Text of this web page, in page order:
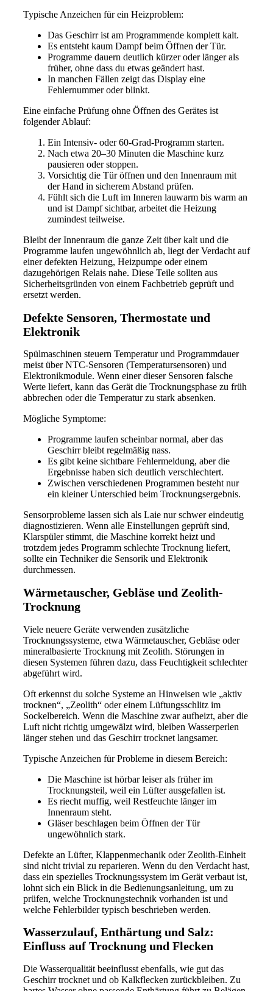
Typische Anzeichen für ein Heizproblem:
Das Geschirr ist am Programmende komplett kalt.
Es entsteht kaum Dampf beim Öffnen der Tür.
Programme dauern deutlich kürzer oder länger als
früher, ohne dass du etwas geändert hast.
In manchen Fällen zeigt das Display eine
Fehlernummer oder blinkt.
Eine einfache Prüfung ohne Öffnen des Gerätes ist
folgender Ablauf:
Ein Intensiv- oder 60-Grad-Programm starten.
Nach etwa 20–30 Minuten die Maschine kurz
pausieren oder stoppen.
Vorsichtig die Tür öffnen und den Innenraum mit
der Hand in sicherem Abstand prüfen.
Fühlt sich die Luft im Inneren lauwarm bis warm an
und ist Dampf sichtbar, arbeitet die Heizung
zumindest teilweise.
Bleibt der Innenraum die ganze Zeit über kalt und die
Programme laufen ungewöhnlich ab, liegt der Verdacht auf
einer defekten Heizung, Heizpumpe oder einem
dazugehörigen Relais nahe. Diese Teile sollten aus
Sicherheitsgründen von einem Fachbetrieb geprüft und
ersetzt werden.
Defekte Sensoren, Thermostate und
Elektronik
Spülmaschinen steuern Temperatur und Programmdauer
meist über NTC-Sensoren (Temperatursensoren) und
Elektronikmodule. Wenn einer dieser Sensoren falsche
Werte liefert, kann das Gerät die Trocknungsphase zu früh
abbrechen oder die Temperatur zu stark absenken.
Mögliche Symptome:
Programme laufen scheinbar normal, aber das
Geschirr bleibt regelmäßig nass.
Es gibt keine sichtbare Fehlermeldung, aber die
Ergebnisse haben sich deutlich verschlechtert.
Zwischen verschiedenen Programmen besteht nur
ein kleiner Unterschied beim Trocknungsergebnis.
Sensorprobleme lassen sich als Laie nur schwer eindeutig
diagnostizieren. Wenn alle Einstellungen geprüft sind,
Klarspüler stimmt, die Maschine korrekt heizt und
trotzdem jedes Programm schlechte Trocknung liefert,
sollte ein Techniker die Sensorik und Elektronik
durchmessen.
Wärmetauscher, Gebläse und Zeolith-
Trocknung
Viele neuere Geräte verwenden zusätzliche
Trocknungssysteme, etwa Wärmetauscher, Gebläse oder
mineralbasierte Trocknung mit Zeolith. Störungen in
diesen Systemen führen dazu, dass Feuchtigkeit schlechter
abgeführt wird.
Oft erkennst du solche Systeme an Hinweisen wie „aktiv
trocknen“, „Zeolith“ oder einem Lüftungsschlitz im
Sockelbereich. Wenn die Maschine zwar aufheizt, aber die
Luft nicht richtig umgewälzt wird, bleiben Wasserperlen
länger stehen und das Geschirr trocknet langsamer.
Typische Anzeichen für Probleme in diesem Bereich:
Die Maschine ist hörbar leiser als früher im
Trocknungsteil, weil ein Lüfter ausgefallen ist.
Es riecht muffig, weil Restfeuchte länger im
Innenraum steht.
Gläser beschlagen beim Öffnen der Tür
ungewöhnlich stark.
Defekte an Lüfter, Klappenmechanik oder Zeolith-Einheit
sind nicht trivial zu reparieren. Wenn du den Verdacht hast,
dass ein spezielles Trocknungssystem im Gerät verbaut ist,
lohnt sich ein Blick in die Bedienungsanleitung, um zu
prüfen, welche Trocknungstechnik vorhanden ist und
welche Fehlerbilder typisch beschrieben werden.
Wasserzulauf, Enthärtung und Salz:
Einfluss auf Trocknung und Flecken
Die Wasserqualität beeinflusst ebenfalls, wie gut das
Geschirr trocknet und ob Kalkflecken zurückbleiben. Zu